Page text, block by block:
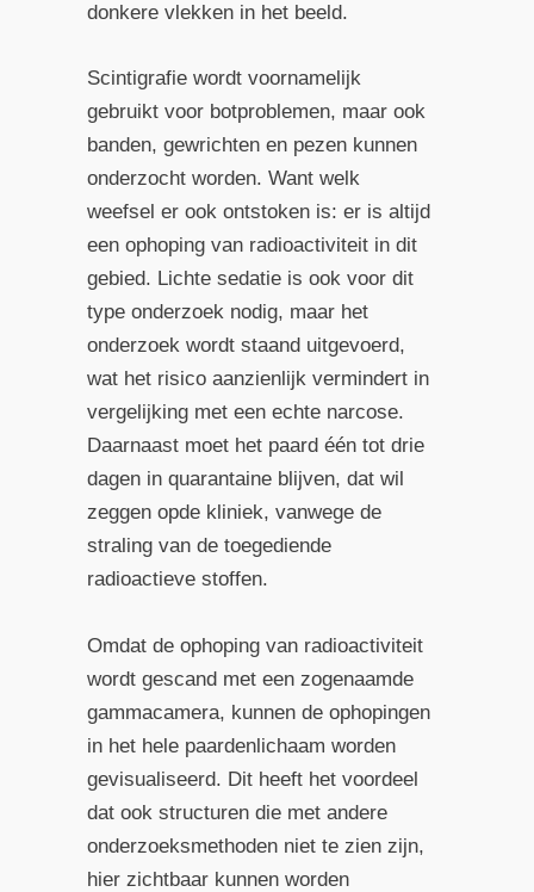
donkere vlekken in het beeld.
Scintigrafie wordt voornamelijk
gebruikt voor botproblemen, maar ook
banden, gewrichten en pezen kunnen
onderzocht worden. Want welk
weefsel er ook ontstoken is: er is altijd
een ophoping van radioactiviteit in dit
gebied. Lichte sedatie is ook voor dit
type onderzoek nodig, maar het
onderzoek wordt staand uitgevoerd,
wat het risico aanzienlijk vermindert in
vergelijking met een echte narcose.
Daarnaast moet het paard één tot drie
dagen in quarantaine blijven, dat wil
zeggen opde kliniek, vanwege de
straling van de toegediende
radioactieve stoffen.
Omdat de ophoping van radioactiviteit
wordt gescand met een zogenaamde
gammacamera, kunnen de ophopingen
in het hele paardenlichaam worden
gevisualiseerd. Dit heeft het voordeel
dat ook structuren die met andere
onderzoeksmethoden niet te zien zijn,
hier zichtbaar kunnen worden